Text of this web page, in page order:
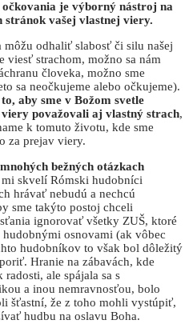
je výborný nástroj na
stránok vašej vlastnej viery.
môžu odhaliť slabosť či silu našej
viesť strachom, možno sa nám
človeka, možno sme
sa neočkujeme alebo očkujeme).
aby sme v Božom svetle
viery považovali aj vlastný strach,
k tomuto životu, kde sme
za prejav viery.
bežných otázkach
mi skvelí Rómski hudobníci
hrávať nebudú a nechcú
sme takýto postoj chceli
ignorovať všetky ZUŠ, ktoré
osnovami (ak vôbec
hudobníkov to však bol dôležitý
Hranie na zábavách, kde
ale spájala sa s
a inou nemravnosťou, bolo
šťastní, že z toho mohli vystúpiť,
hudbu na oslavu Boha.